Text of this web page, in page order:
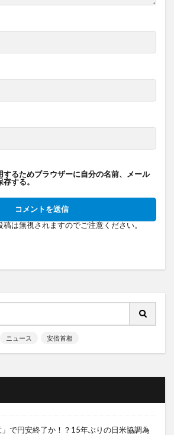
するためブラウザーに自分の名前、メール
する。
は無視されますのでご注意ください。
ニュース 安倍首相
」で円安終了か！？15年ぶりの日米協調為